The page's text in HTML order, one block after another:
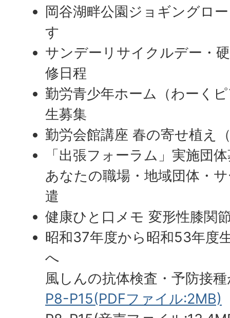
岡谷湖畔公園ジョギングロ
す
サンデーリサイクルデー・
修日程
勤労青少年ホーム（わーく
生募集
勤労会館講座 春の寄せ植え
「出張フォーラム」実施団
あなたの職場・地域団体・
遣
健康ひと口メモ 変形性膝関
昭和37年度から昭和53年度
へ
風しんの抗体検査・予防接
P8-P15(PDFファイル:2MB)